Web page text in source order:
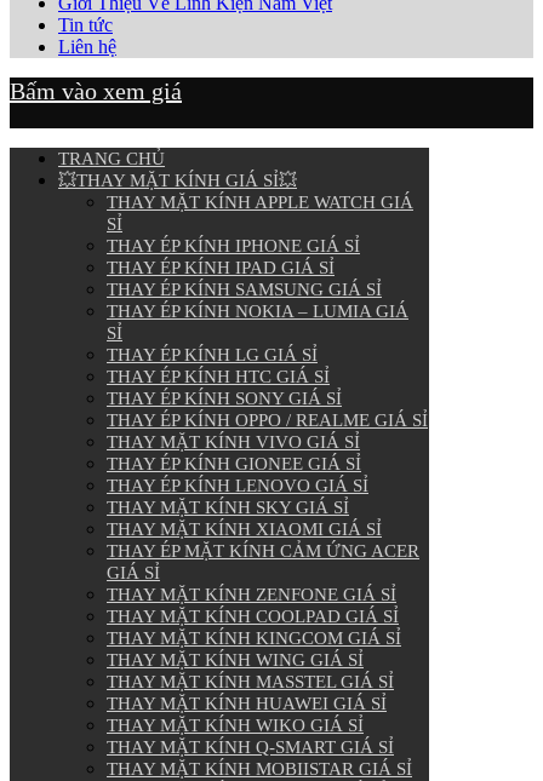
Tin tức
Liên hệ
Bấm vào xem giá
TRANG CHỦ
💥THAY MẶT KÍNH GIÁ SỈ💥
THAY MẶT KÍNH APPLE WATCH GIÁ
SỈ
THAY ÉP KÍNH IPHONE GIÁ SỈ
THAY ÉP KÍNH IPAD GIÁ SỈ
THAY ÉP KÍNH SAMSUNG GIÁ SỈ
THAY ÉP KÍNH NOKIA – LUMIA GIÁ
SỈ
THAY ÉP KÍNH LG GIÁ SỈ
THAY ÉP KÍNH HTC GIÁ SỈ
THAY ÉP KÍNH SONY GIÁ SỈ
THAY ÉP KÍNH OPPO / REALME GIÁ SỈ
THAY MẶT KÍNH VIVO GIÁ SỈ
THAY ÉP KÍNH GIONEE GIÁ SỈ
THAY ÉP KÍNH LENOVO GIÁ SỈ
THAY MẶT KÍNH SKY GIÁ SỈ
THAY MẶT KÍNH XIAOMI GIÁ SỈ
THAY ÉP MẶT KÍNH CẢM ỨNG ACER
GIÁ SỈ
THAY MẶT KÍNH ZENFONE GIÁ SỈ
THAY MẶT KÍNH COOLPAD GIÁ SỈ
THAY MẶT KÍNH KINGCOM GIÁ SỈ
THAY MẶT KÍNH WING GIÁ SỈ
THAY MẶT KÍNH MASSTEL GIÁ SỈ
THAY MẶT KÍNH HUAWEI GIÁ SỈ
THAY MẶT KÍNH WIKO GIÁ SỈ
THAY MẶT KÍNH Q-SMART GIÁ SỈ
THAY MẶT KÍNH MOBIISTAR GIÁ SỈ